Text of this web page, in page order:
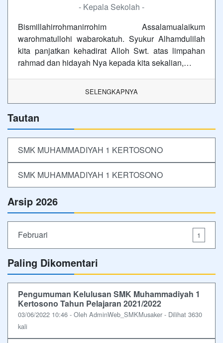
- Kepala Sekolah -
Bismillahirrohmanirrohim Assalamualaikum
warohmatullohi wabarokatuh. Syukur Alhamdulilah
kita panjatkan kehadirat Alloh Swt. atas limpahan
rahmad dan hidayah Nya kepada kita sekalian,…
SELENGKAPNYA
Tautan
SMK MUHAMMADIYAH 1 KERTOSONO
SMK MUHAMMADIYAH 1 KERTOSONO
Arsip 2026
Februari 1
Paling Dikomentari
Pengumuman Kelulusan SMK Muhammadiyah 1
Kertosono Tahun Pelajaran 2021/2022
03/06/2022 10:46 - Oleh AdminWeb_SMKMusaker - Dilihat 3630
kali